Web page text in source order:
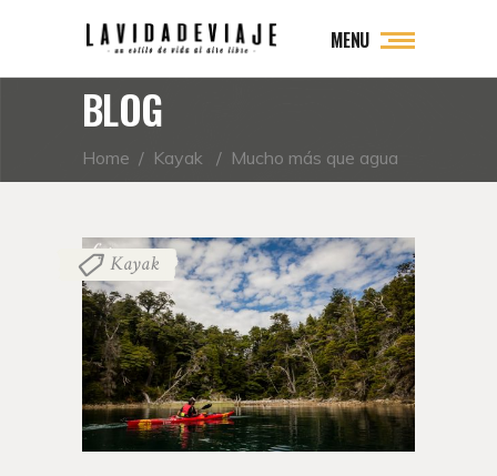
MENU
BLOG
Home / Kayak / Mucho más que agua
Kayak